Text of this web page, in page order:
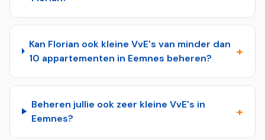
Kan Florian ook kleine VvE's van minder dan
10 appartementen in Eemnes beheren?
+
Beheren jullie ook zeer kleine VvE's in
Eemnes?
+